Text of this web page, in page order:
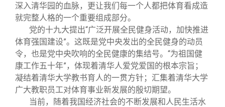
深入清华园的血脉，更让我们每一个人都把体育看成造
就完整人格的一个重要组成部分。
党的十九大提出“广泛开展全民健身活动，加快推进
体育强国建设”。这既是党中央发出的全民健身的动员
令，也是党中央吹响的全民健康的集结号。“为祖国健
康工作五十年”，体现着清华人爱党爱国的根本宗旨；
凝结着清华大学教书育人的一贯方针；汇集着清华大学
广大教职员工对体育事业新发展的殷切期望。
当前，随着我国经济社会的不断发展和人民生活水